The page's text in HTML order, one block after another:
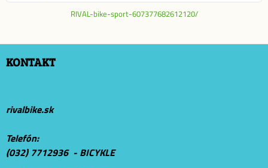
RIVAL-bike-sport-607377682612120/
KONTAKT
rivalbike.sk
Telefón:
(032) 7712936 - BICYKLE